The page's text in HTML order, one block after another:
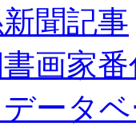
聞記事
画家
ータ